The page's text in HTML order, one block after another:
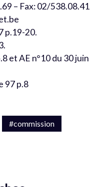
– Fax: 02/538.08.41
p.19-20.
et AE n°10 du 30 juin
97 p.8
#commission